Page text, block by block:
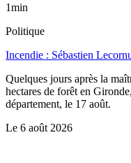
1min
Politique
Incendie : Sébastien
Quelques jours après la
hectares de forêt en
département, le 17 août.
Le 6 août 2026